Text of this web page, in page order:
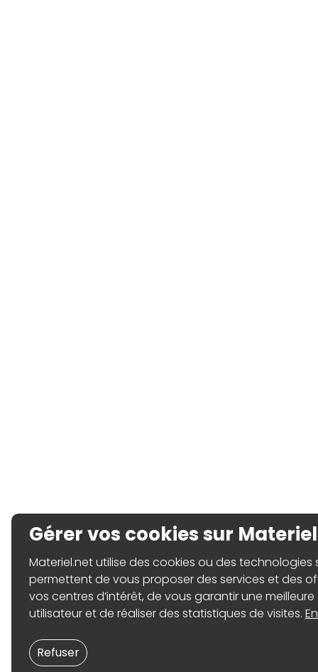
Gérer vos cookies sur
Materiel.net utilise des cookies ou des technologies
permettent de vous proposer des services et des
vos centres d’intérêt, de vous garantir une
utilisateur et de réaliser des statistiques de visites.
Refuser